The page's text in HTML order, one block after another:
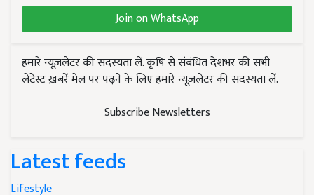
Join on WhatsApp
हमारे न्यूज़लेटर की सदस्यता लें. कृषि से संबंधित देशभर की सभी
लेटेस्ट ख़बरें मेल पर पढ़ने के लिए हमारे न्यूज़लेटर की सदस्यता लें.
Subscribe Newsletters
Latest feeds
Lifestyle